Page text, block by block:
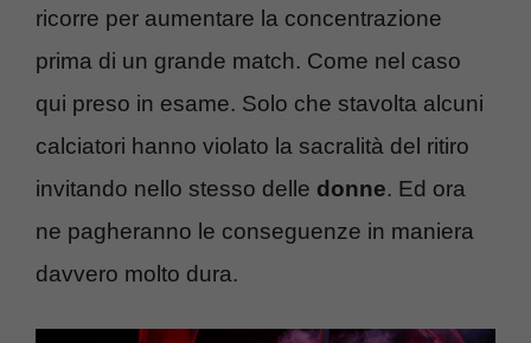
ricorre per aumentare la concentrazione
prima di un grande match. Come nel caso
qui preso in esame. Solo che stavolta alcuni
calciatori hanno violato la sacralità del ritiro
invitando nello stesso delle donne. Ed ora
ne pagheranno le conseguenze in maniera
davvero molto dura.